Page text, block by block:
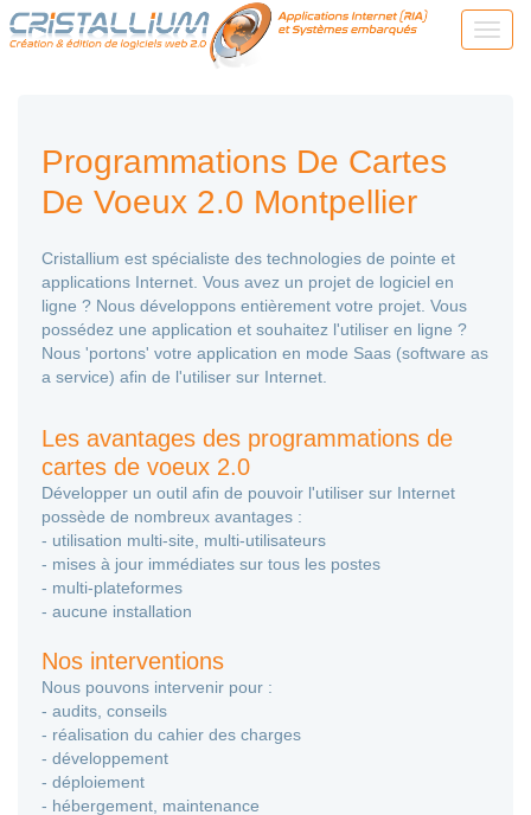
Programmations De Cartes
De Voeux 2.0 Montpellier
Cristallium est spécialiste des technologies de pointe et
applications Internet. Vous avez un projet de logiciel en
ligne ? Nous développons entièrement votre projet. Vous
possédez une application et souhaitez l'utiliser en ligne ?
Nous 'portons' votre application en mode Saas (software as
a service) afin de l'utiliser sur Internet.
Les avantages des programmations de
cartes de voeux 2.0
Développer un outil afin de pouvoir l'utiliser sur Internet
possède de nombreux avantages :
- utilisation multi-site, multi-utilisateurs
- mises à jour immédiates sur tous les postes
- multi-plateformes
- aucune installation
Nos interventions
Nous pouvons intervenir pour :
- audits, conseils
- réalisation du cahier des charges
- développement
- déploiement
- hébergement, maintenance